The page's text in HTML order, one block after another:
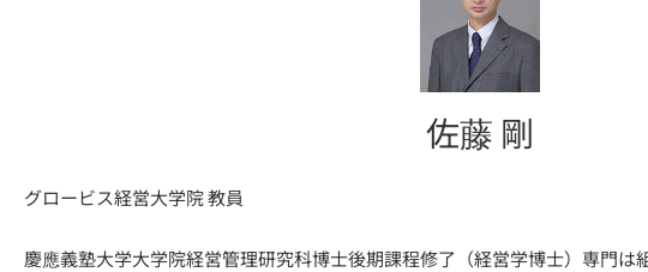
佐藤 剛
グロービス経営大学院 教員
慶應義塾大学大学院経営管理研究科博士後期課程修了（経営学博士）専門は